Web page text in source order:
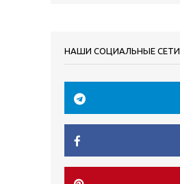
НАШИ СОЦИАЛЬНЫЕ СЕТИ